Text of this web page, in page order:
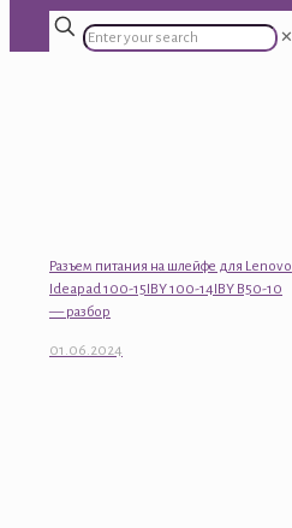
✕
Разъем питания на шлейфе для Lenovo
Ideapad 100-15IBY 100-14IBY B50-10
— разбор
01.06.2024